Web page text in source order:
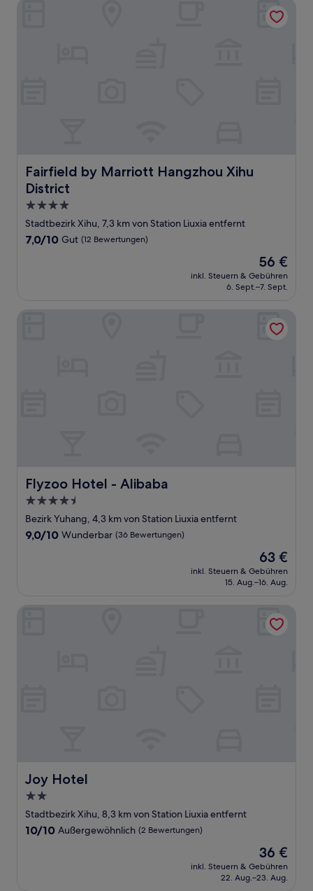
Fairfield by Marriott Hangzhou Xihu
District
Fairfield by Marriott Hangzhou Xihu District
4.0-
Sterne-
Unterkunft
Stadtbezirk Xihu, 7,3 km von Station Liuxia entfernt
7.0
7,0/10 Gut (12 Bewertungen)
Der
Preis
beträgt
56 €
inkl. Steuern & Gebühren
6. Sept.–7. Sept.
Flyzoo Hotel - Alibaba
Flyzoo Hotel - Alibaba
4.5-
Sterne-
Unterkunft
Bezirk Yuhang, 4,3 km von Station Liuxia entfernt
9.0
9,0/10 Wunderbar (36 Bewertungen)
Der
Preis
beträgt
63 €
inkl. Steuern & Gebühren
15. Aug.–16. Aug.
Joy Hotel
Joy Hotel
2.0-
Sterne-
Unterkunft
Stadtbezirk Xihu, 8,3 km von Station Liuxia entfernt
10.0
10/10 Außergewöhnlich (2 Bewertungen)
Der
Preis
beträgt
36 €
inkl. Steuern & Gebühren
22. Aug.–23. Aug.